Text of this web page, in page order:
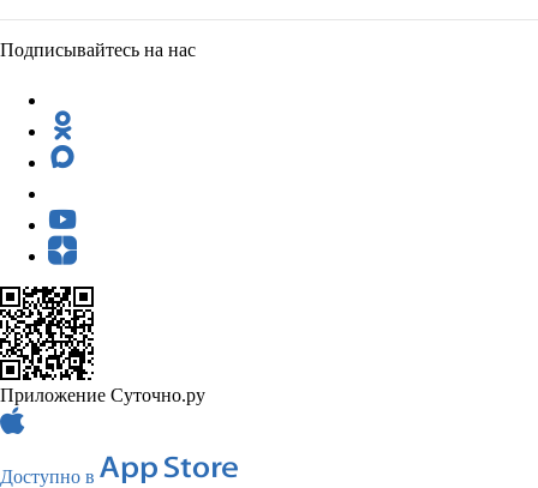
Подписывайтесь на нас
Приложение Суточно.ру
Доступно в